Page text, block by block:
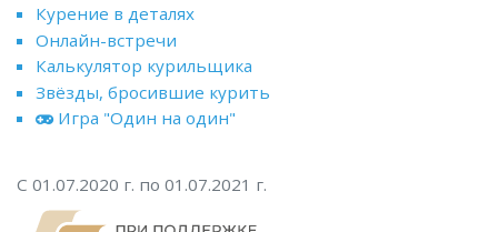
Курение в деталях
Онлайн-встречи
Калькулятор курильщика
Звёзды, бросившие курить
Игра "Один на один"
С 01.07.2020 г. по 01.07.2021 г.